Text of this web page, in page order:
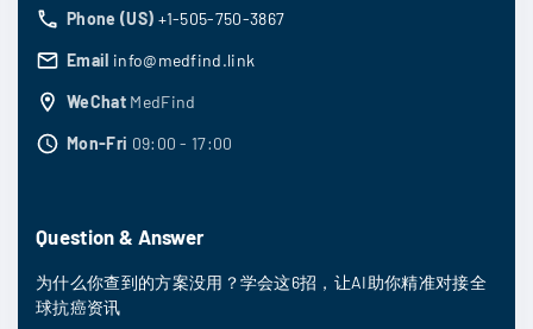
Phone (US) +1-505-750-3867
Email info@medfind.link
WeChat MedFind
Mon-Fri 09:00 - 17:00
Question & Answer
为什么你查到的方案没用？学会这6招，让AI助你精准对接全
球抗癌资讯